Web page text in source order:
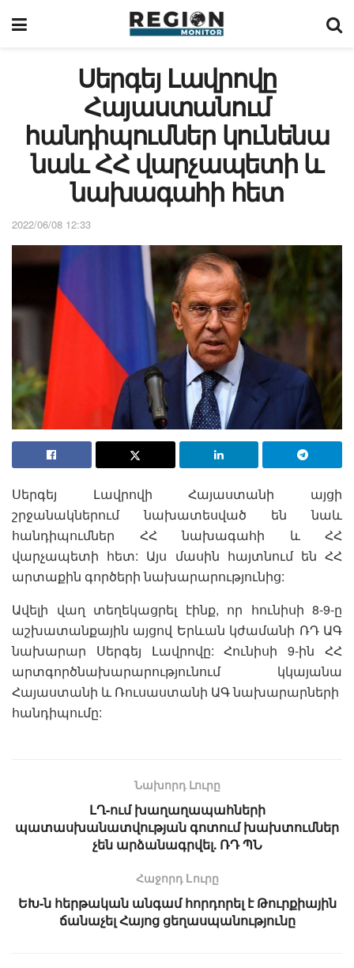
Սերգեյ Լավրովը
Հայաստանում
հանդիպումներ կունենա
նաև ՀՀ վարչապետի և
նախագահի հետ
2022/06/08 12:33
Սերգեյ Լավրովի Հայաստանի այցի
շրջանակներում նախատեսված են նաև
հանդիպումներ ՀՀ նախագահի և ՀՀ
վարչապետի հետ: Այս մասին հայտնում են ՀՀ
արտաքին գործերի նախարարությունից:
Ավելի վաղ տեղեկացրել էինք, որ հունիսի 8-9-ը
աշխատանքային այցով Երևան կժամանի ՌԴ ԱԳ
նախարար Սերգեյ Լավրովը: Հունիսի 9-ին ՀՀ
արտգործնախարարությունում կկայանա
Հայաստանի և Ռուսաստանի ԱԳ նախարարների
հանդիպումը:
Նախորդ Լուրը
ԼՂ-ում խաղաղապահների
պատասխանատվության գոտում խախտումներ
չեն արձանագրվել. ՌԴ ՊՆ
Հաջորդ Lուրը
ԵԽ-ն հերթական անգամ հորդորել է Թուրքիային
ճանաչել Հայոց ցեղասպանությունը